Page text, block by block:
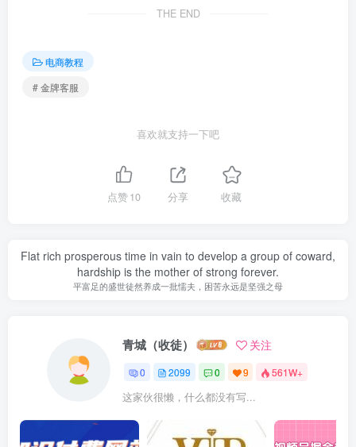
THE END
电商教程
# 金牌客服
喜欢就支持一下吧
点赞10 分享 收藏
Flat rich prosperous time in vain to develop a group of coward,
hardship is the mother of strong forever.
平富足的盛世徒然养成一批懦夫，困苦永远是坚强之母
青城（收徒） 关注
0 2099 0 9 561W+
这家伙很懒，什么都没有写...